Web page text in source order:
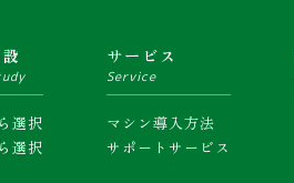
選択
選択
サービス
Service
マシン導入方法
サポートサービス